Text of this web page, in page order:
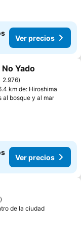
Ver precios
Yado
2.976
km de: Hiroshima
al bosque y al marVer
Ver precios
de la ciudad